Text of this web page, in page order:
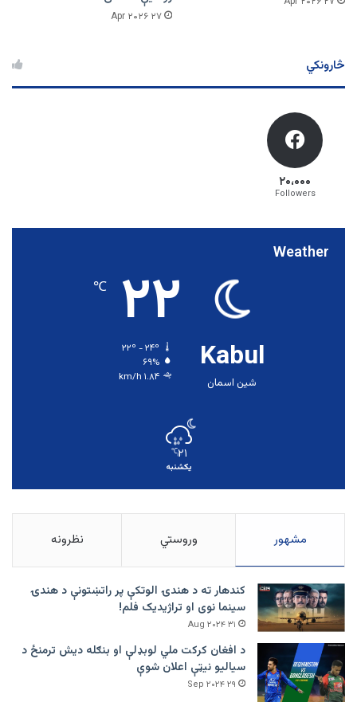
۲۷ Apr ۲۰۲۶
څارونکي
۲۰،۰۰۰
Followers
Weather
Kabul
شین اسمان
۲۲ ℃
۶۹%
۱.۸۴ km/h
۲۱℃
یکشنبه
مشهور وروستي نظرونه
کندهار ته د هندۍ الوتکې پر راتښتونې د هندۍ
سینما نوی او تراژيديک فلم!
۳۱ Aug ۲۰۲۴
د افغان کرکت ملي لوبډلې او بنګله دیش ترمنځ د
سیالیو نیټې اعلان شوې
۲۹ Sep ۲۰۲۴